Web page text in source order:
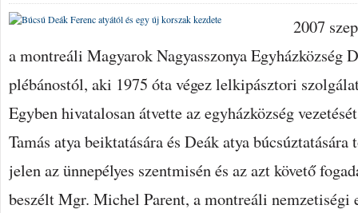
2007
a montreáli Magyarok Nagyasszonya Egyházközség
plébánostól, aki 1975 óta végez lelkipásztori
Egyben hivatalosan átvette az egyházközség
Tamás atya beiktatására és Deák atya
jelen az ünnepélyes szentmisén és az azt követő
beszélt Mgr. Michel Parent, a montreáli nemzetiségi